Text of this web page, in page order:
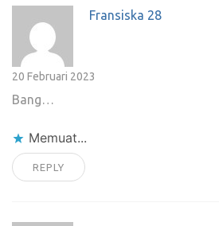
Fransiska 28
20 Februari 2023
Bang…
Memuat...
REPLY